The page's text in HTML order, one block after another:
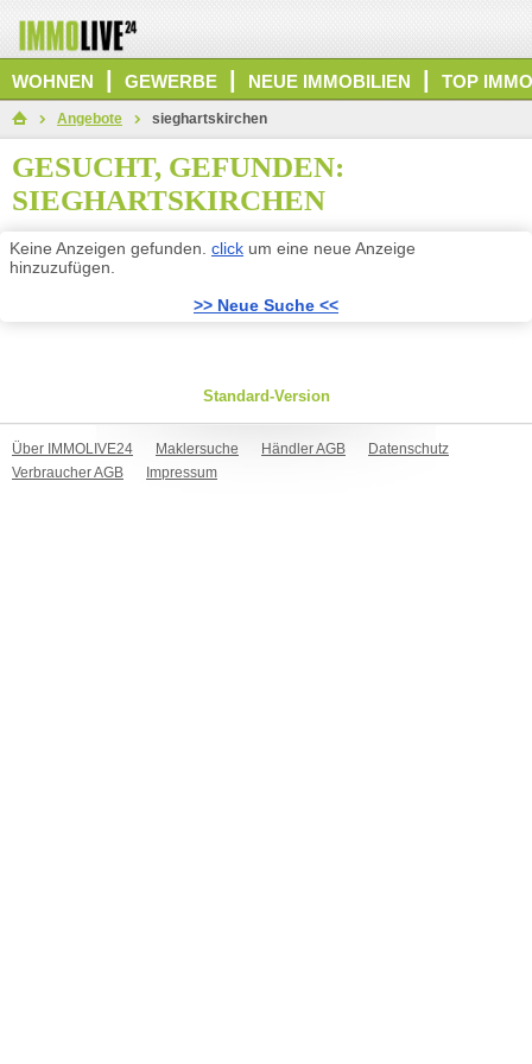
WOHNEN GEWERBE NEUE IMMOBILIEN TOP
Angebote sieghartskirchen
GESUCHT, GEFUNDEN:
SIEGHARTSKIRCHEN
Keine Anzeigen gefunden. click um eine neue Anzeige
hinzuzufügen.
>> Neue Suche <<
Standard-Version
Über IMMOLIVE24 Maklersuche Händler AGB
Datenschutz
Verbraucher AGB
Impressum